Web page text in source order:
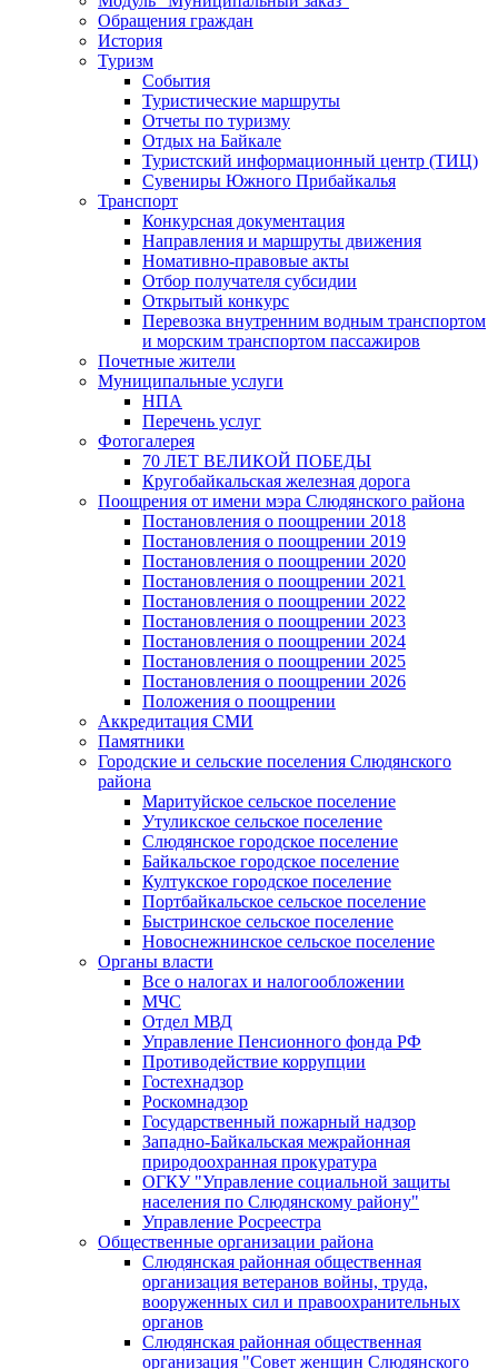
Обращения граждан
История
Туризм
События
Туристические маршруты
Отчеты по туризму
Отдых на Байкале
Туристский информационный центр (ТИЦ)
Сувениры Южного Прибайкалья
Транспорт
Конкурсная документация
Направления и маршруты движения
Номативно-правовые акты
Отбор получателя субсидии
Открытый конкурс
Перевозка внутренним водным транспортом
и морским транспортом пассажиров
Почетные жители
Муниципальные услуги
НПА
Перечень услуг
Фотогалерея
70 ЛЕТ ВЕЛИКОЙ ПОБЕДЫ
Кругобайкальская железная дорога
Поощрения от имени мэра Слюдянского района
Постановления о поощрении 2018
Постановления о поощрении 2019
Постановления о поощрении 2020
Постановления о поощрении 2021
Постановления о поощрении 2022
Постановления о поощрении 2023
Постановления о поощрении 2024
Постановления о поощрении 2025
Постановления о поощрении 2026
Положения о поощрении
Аккредитация СМИ
Памятники
Городские и сельские поселения Слюдянского
района
Маритуйское сельское поселение
Утуликское сельское поселение
Слюдянское городское поселение
Байкальское городское поселение
Култукское городское поселение
Портбайкальское сельское поселение
Быстринское сельское поселение
Новоснежнинское сельское поселение
Органы власти
Все о налогах и налогообложении
МЧС
Отдел МВД
Управление Пенсионного фонда РФ
Противодействие коррупции
Гостехнадзор
Роскомнадзор
Государственный пожарный надзор
Западно-Байкальская межрайонная
природоохранная прокуратура
ОГКУ "Управление социальной защиты
населения по Слюдянскому району"
Управление Росреестра
Общественные организации района
Слюдянская районная общественная
организация ветеранов войны, труда,
вооруженных сил и правоохранительных
органов
Слюдянская районная общественная
организация "Совет женщин Слюдянского